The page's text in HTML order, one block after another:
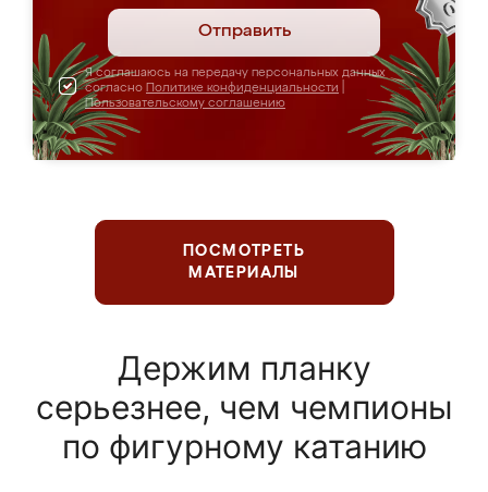
Отправить
Я соглашаюсь на передачу персональных данных
согласно Политике конфиденциальности
Пользовательскому соглашению
ПОСМОТРЕТЬ
МАТЕРИАЛЫ
Держим планку
серьезнее, чем чемпионы
по фигурному катанию